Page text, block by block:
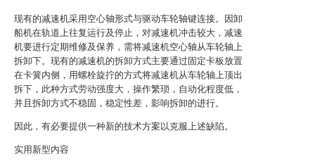
现有的减速机采用空心轴形式与驱动车轮轴键连接。因卸
船机在轨道上往复运行及停止，对减速机冲击较大，减速
机要进行定期维修及保养，需将减速机空心轴从车轮轴上
拆卸下。现有的减速机的拆卸方式主要通过固定卡板放置
在卡簧内侧，用螺栓旋拧的方式将减速机从车轮轴上顶出
拆下，此种方式劳动强度大，操作繁琐，自动化程度低，
并且拆卸方式不稳固，稳定性差，影响拆卸的进行。
因此，有必要提供一种新的技术方案以克服上述缺陷。
实用新型内容